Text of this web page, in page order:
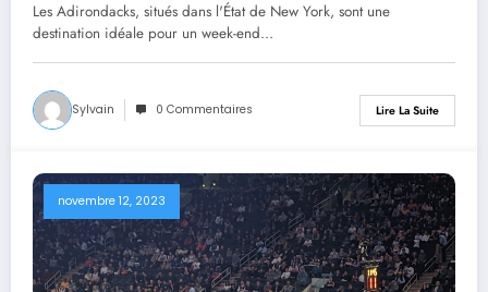
Les Adirondacks, situés dans l'État de New York, sont une
destination idéale pour un week-end…
Sylvain 0 Commentaires Lire La Suite
novembre 12, 2023